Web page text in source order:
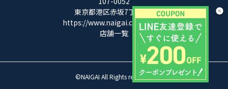
東京都港区赤坂7丁目8-5
https://www.naigai.co.jp/corp/
店舗一覧
©NAIGAI All Rights reserved.